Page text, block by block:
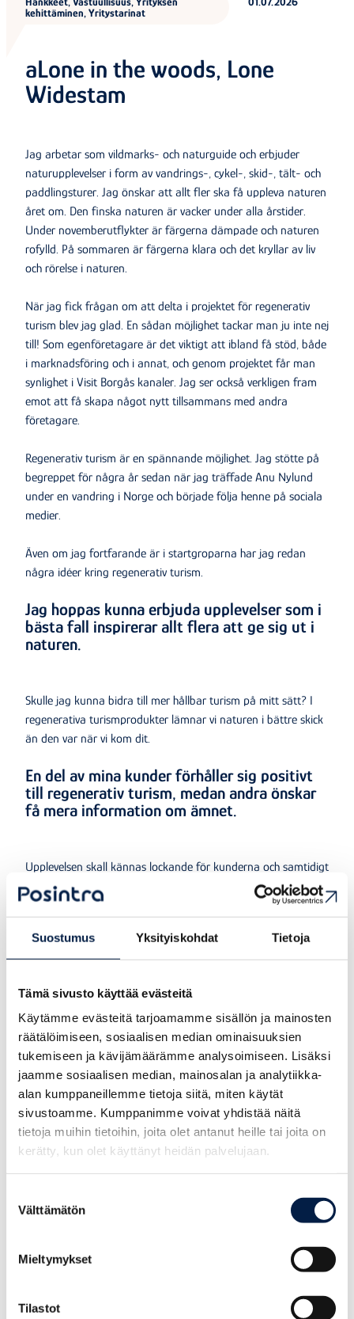
Suostumus Yksityiskohdat Tietoja
Tämä sivusto käyttää evästeitä
Käytämme evästeitä tarjoamamme sisällön ja mainosten
räätälöimiseen, sosiaalisen median ominaisuuksien
tukemiseen ja kävijämäärämme analysoimiseen. Lisäksi
jaamme sosiaalisen median, mainosalan ja analytiikka-
alan kumppaneillemme tietoja siitä, miten käytät
sivustoamme. Kumppanimme voivat yhdistää näitä
tietoja muihin tietoihin, joita olet antanut heille tai joita on
kerätty, kun olet käyttänyt heidän palvelujaan.
valinta
Välttämätön
Mieltymykset
Tilastot
kehittäminen, Yritystarinat
aLone in the woods, Lone
Widestam
Jag arbetar som vildmarks- och naturguide och erbjuder
naturupplevelser i form av vandrings-, cykel-, skid-, tält- och
paddlingsturer. Jag önskar att allt fler ska få uppleva naturen
året om. Den finska naturen är vacker under alla årstider.
Under novemberutflykter är färgerna dämpade och naturen
rofylld. På sommaren är färgerna klara och det kryllar av liv
och rörelse i naturen.
När jag fick frågan om att delta i projektet för regenerativ
turism blev jag glad. En sådan möjlighet tackar man ju inte nej
till! Som egenföretagare är det viktigt att ibland få stöd, både
i marknadsföring och i annat, och genom projektet får man
synlighet i Visit Borgås kanaler. Jag ser också verkligen fram
emot att få skapa något nytt tillsammans med andra
företagare.
Regenerativ turism är en spännande möjlighet. Jag stötte på
begreppet för några år sedan när jag träffade Anu Nylund
under en vandring i Norge och började följa henne på sociala
medier.
Även om jag fortfarande är i startgroparna har jag redan
några idéer kring regenerativ turism.
Jag hoppas kunna erbjuda upplevelser som i
bästa fall inspirerar allt flera att ge sig ut i
naturen.
Skulle jag kunna bidra till mer hållbar turism på mitt sätt? I
regenerativa turismprodukter lämnar vi naturen i bättre skick
än den var när vi kom dit.
En del av mina kunder förhåller sig positivt
till regenerativ turism, medan andra önskar
få mera information om ämnet.
Upplevelsen skall kännas lockande för kunderna och samtidigt
vara något som jag själv brinner för. Det gäller också att
paketera och marknadsföra tjänsten som en helhet som är
Jag har höga förväntningar på projektet – jag vet inte riktigt
pusselbitar som måste falla på
plats.Kanske jag är lite klokare efter det här projektet.
aloneinthewoods.fi/Lone Widestam
aLone in the woods
Mer information:
Denna artikel har tagits fram inom ramen för